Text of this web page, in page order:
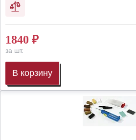
1840 ₽
за шт.
В корзину